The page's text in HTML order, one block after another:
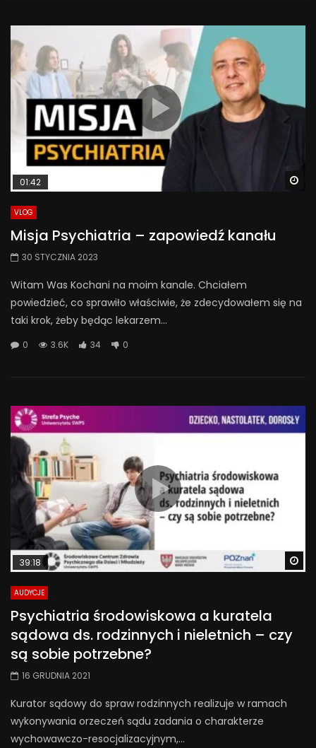
01:42
VLOG
Misja Psychiatria – zapowiedź kanału
30 STYCZNIA 2023
Witam Was Kochani na moim kanale. Chciałem
powiedzieć, co sprawiło właściwie, że zdecydowałem się na
taki krok, żeby będąc lekarzem...
0 3.6K 34 0
39:18
AUDYCJE
Psychiatria środowiskowa a kuratela
sądowa ds. rodzinnych i nieletnich – czy
są sobie potrzebne?
16 GRUDNIA 2021
Kurator sądowy do spraw rodzinnych realizuje w ramach
wykonywania orzeczeń sądu zadania o charakterze
wychowawczo-resocjalizacyjnym,...